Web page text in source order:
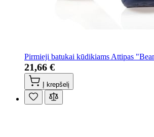
Pirmieji batukai kūdikiams Attipas
21,66 €
Į krepšelį